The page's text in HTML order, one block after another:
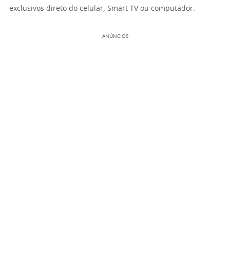
exclusivos direto do celular, Smart TV ou computador.
ANÚNCIOS